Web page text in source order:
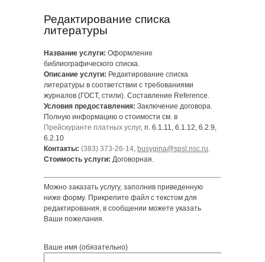
Редактирование списка
литературы
Название услуги: Оформление
библиографического списка.
Описание услуги: Редактирование списка
литературы в соответствии с требованиями
журналов (ГОСТ, стили). Составление Reference.
Условия предоставления: Заключение договора.
Полную информацию о стоимости см. в
Прейскуранте платных услуг, п. 6.1.11, 6.1.12, 6.2.9,
6.2.10
Контакты: (383) 373-26-14, busygina@spsl.nsc.ru.
Стоимость услуги: Договорная.
Можно заказать услугу, заполнив приведенную
ниже форму. Прикрепите файл с текстом для
редактирования, в сообщении можете указать
Ваши пожелания.
Ваше имя (обязательно)